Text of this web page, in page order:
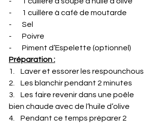
-       1 cuillère à café de moutarde
-       Sel
-       Poivre
-       Piment d’Espelette (optionnel)
Préparation :
1.    Laver et essorer les respounchous
2.    Les blanchir pendant 2 minutes
3.    Les faire revenir dans une poêle
bien chaude avec de l’huile d’olive
4.    Pendant ce temps préparer 2